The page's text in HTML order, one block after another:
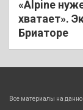
«Alpine
хватает».
Бриаторе
Все материалы на